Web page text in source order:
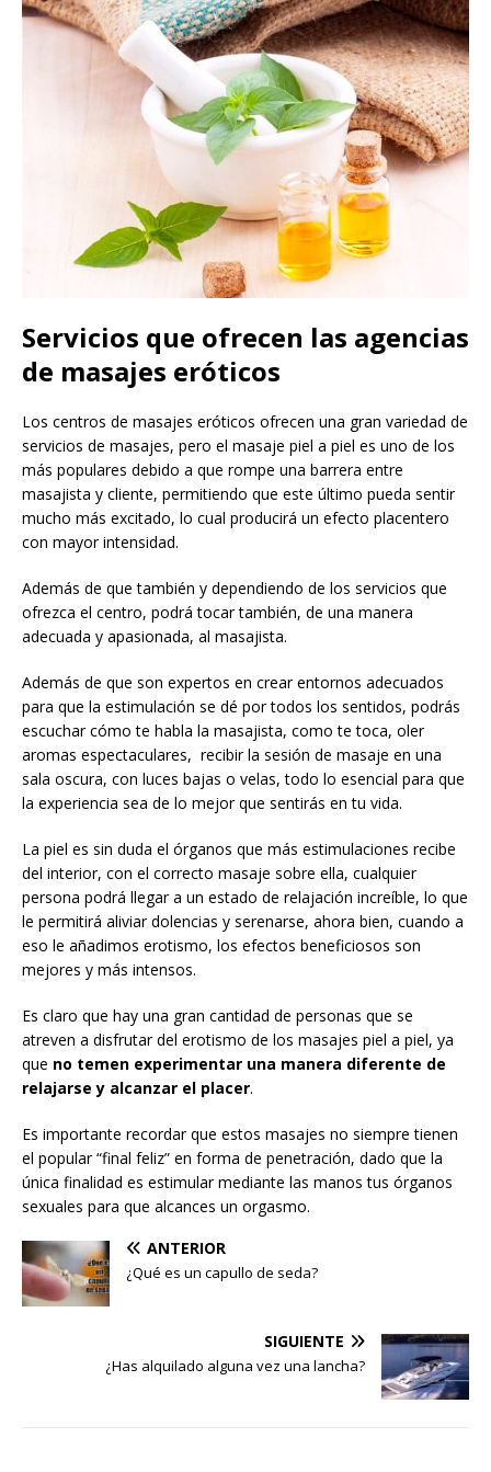
Servicios que ofrecen las agencias
de masajes eróticos
Los centros de masajes eróticos ofrecen una gran variedad de
servicios de masajes, pero el masaje piel a piel es uno de los
más populares debido a que rompe una barrera entre
masajista y cliente, permitiendo que este último pueda sentir
mucho más excitado, lo cual producirá un efecto placentero
con mayor intensidad.
Además de que también y dependiendo de los servicios que
ofrezca el centro, podrá tocar también, de una manera
adecuada y apasionada, al masajista.
Además de que son expertos en crear entornos adecuados
para que la estimulación se dé por todos los sentidos, podrás
escuchar cómo te habla la masajista, como te toca, oler
aromas espectaculares, recibir la sesión de masaje en una
sala oscura, con luces bajas o velas, todo lo esencial para que
la experiencia sea de lo mejor que sentirás en tu vida.
La piel es sin duda el órganos que más estimulaciones recibe
del interior, con el correcto masaje sobre ella, cualquier
persona podrá llegar a un estado de relajación increíble, lo que
le permitirá aliviar dolencias y serenarse, ahora bien, cuando a
eso le añadimos erotismo, los efectos beneficiosos son
mejores y más intensos.
Es claro que hay una gran cantidad de personas que se
atreven a disfrutar del erotismo de los masajes piel a piel, ya
que no temen experimentar una manera diferente de
relajarse y alcanzar el placer.
Es importante recordar que estos masajes no siempre tienen
el popular “final feliz” en forma de penetración, dado que la
única finalidad es estimular mediante las manos tus órganos
sexuales para que alcances un orgasmo.
ANTERIOR
¿Qué es un capullo de seda?
SIGUIENTE
¿Has alquilado alguna vez una lancha?